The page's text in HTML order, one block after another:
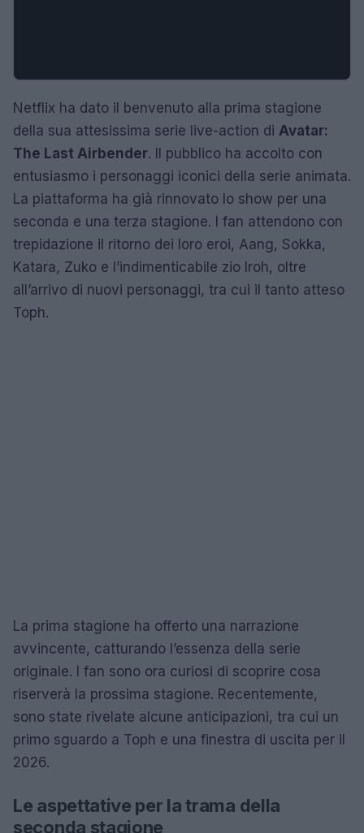
Netflix ha dato il benvenuto alla prima stagione
della sua attesissima serie live-action di Avatar:
The Last Airbender. Il pubblico ha accolto con
entusiasmo i personaggi iconici della serie animata.
La piattaforma ha già rinnovato lo show per una
seconda e una terza stagione. I fan attendono con
trepidazione il ritorno dei loro eroi, Aang, Sokka,
Katara, Zuko e l’indimenticabile zio Iroh, oltre
all’arrivo di nuovi personaggi, tra cui il tanto atteso
Toph.
La prima stagione ha offerto una narrazione
avvincente, catturando l’essenza della serie
originale. I fan sono ora curiosi di scoprire cosa
riserverà la prossima stagione. Recentemente,
sono state rivelate alcune anticipazioni, tra cui un
primo sguardo a Toph e una finestra di uscita per il
2026.
Le aspettative per la trama della
seconda stagione